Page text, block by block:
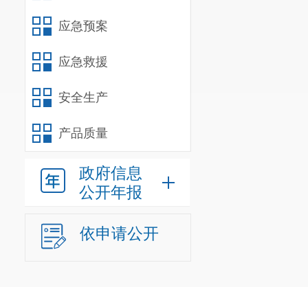
应急预案
应急救援
安全生产
产品质量
政府信息
公开年报
依申请公开